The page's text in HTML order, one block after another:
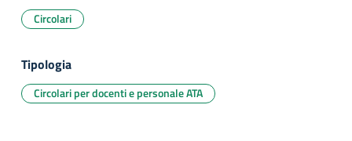
Circolari
Tipologia
Circolari per docenti e personale ATA